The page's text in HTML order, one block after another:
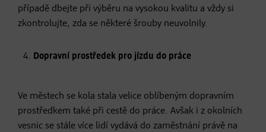
případě dbejte při výběru na vysokou kvalitu a vždy si
zkontrolujte, zda se některé šrouby neuvolnily.
Dopravní prostředek pro jízdu do práce
Ve městech se kola stala velice oblíbeným dopravním
prostředkem také při cestě do práce. Avšak i z okolních
vesnic se stále více lidí vydává do zaměstnání právě na